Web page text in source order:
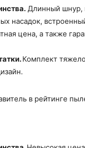
Длинный шнур,
насадок,
цена, а также
Комплект
в рейтинге